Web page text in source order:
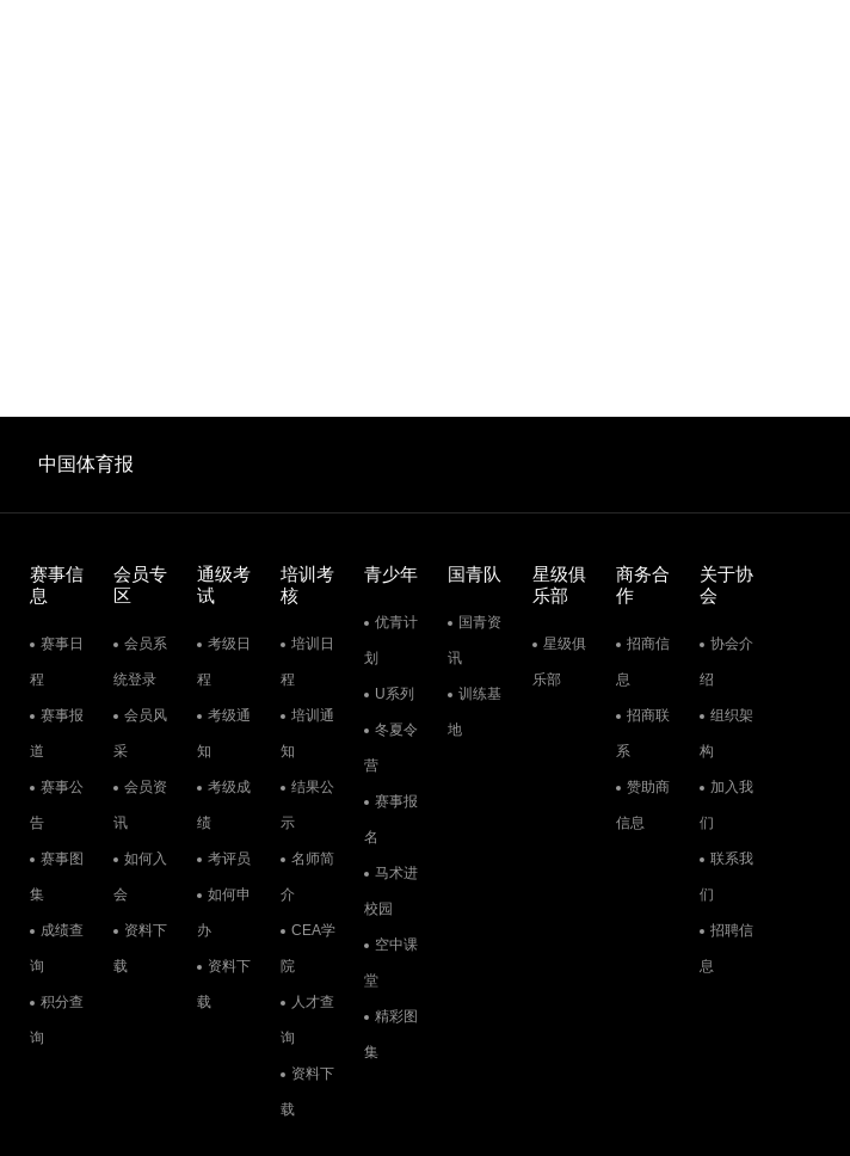
中国体育报
赛事信
息
赛事日
程
赛事报
道
赛事公
告
赛事图
集
成绩查
询
积分查
询
会员专
区
会员系
统登录
会员风
采
会员资
讯
如何入
会
资料下
载
通级考
试
考级日
程
考级通
知
考级成
绩
考评员
如何申
办
资料下
载
培训考
核
培训日
程
培训通
知
结果公
示
名师简
介
CEA学
院
人才查
询
资料下
载
青少年
优青计
划
U系列
冬夏令
营
赛事报
名
马术进
校园
空中课
堂
精彩图
集
国青队
国青资
讯
训练基
地
星级俱
乐部
星级俱
乐部
商务合
作
招商信
息
招商联
系
赞助商
信息
关于协
会
协会介
绍
组织架
构
加入我
们
联系我
们
招聘信
息